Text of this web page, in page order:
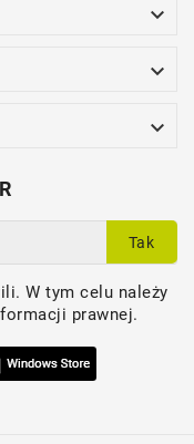



Tak
W tym celu należy
prawnej.